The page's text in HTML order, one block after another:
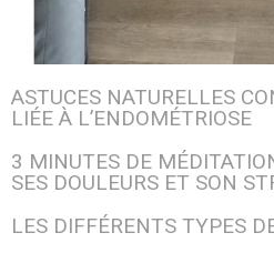
ASTUCES NATURELLES
LIÉE À L’ENDOMÉTRIOSE
3 MINUTES DE
SES DOULEURS ET SON
LES DIFFÉRENTS TYPES